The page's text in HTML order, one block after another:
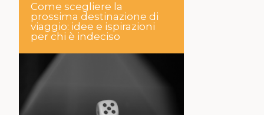
Come scegliere la
prossima destinazione di
viaggio: idee e ispirazioni
per chi è indeciso